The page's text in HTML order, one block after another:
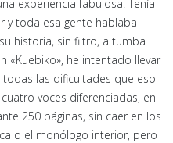
experiencia fabulosa. Tenía
y toda esa gente hablaba
historia, sin filtro, a tumba
«Kuebiko», he intentado llevar
las dificultades que eso
voces diferenciadas, en
250 páginas, sin caer en los
o el monólogo interior, pero